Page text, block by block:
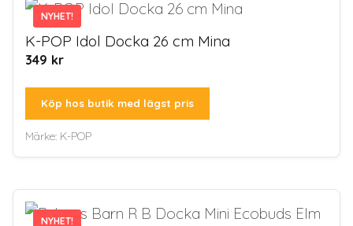
NYHET!
NYHET!
K-POP Idol Docka 26 cm Mina
349 kr
Köp hos butik med lägst pris
Märke: K-POP
NYHET!
NYHET!